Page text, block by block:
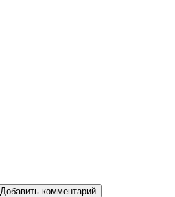
Добавить комментарий